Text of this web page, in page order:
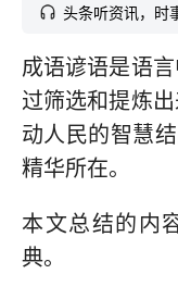
头条听资讯，时
成语谚语是语
过筛选和提炼
动人民的智慧
精华所在。
本文总结的内
典。